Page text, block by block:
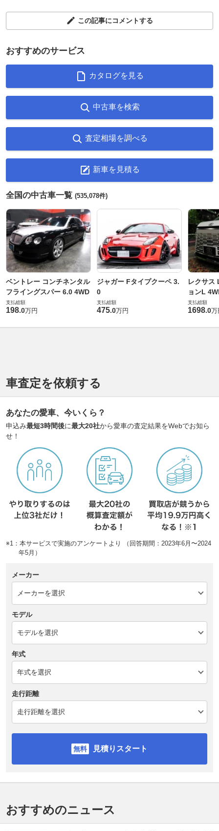
この記事にコメントする
おすすめのサービス
カタログを見る
中古車を検索
査定相場を調べる
新車を見積る
全国の中古車一覧 (535,078件)
ベントレー コンチネンタル
フライングスパー 6.0 4WD
支払総額
198.0万円
ジャガー Fタイプクーペ 3.
0
支払総額
475.0万円
レクサス
ョンL
支払総額
1698.0万
車査定を依頼する
あなたの愛車、今いくら？
申込み最短3時間後に最大20社から愛車の査定結果をWebでお知ら
せ！
※1：本サービスで実施のアンケートより （回答期間：2023年6月〜2024
年5月）
メーカー
モデル
年式
走行距離
見積りスタート
おすすめのニュース